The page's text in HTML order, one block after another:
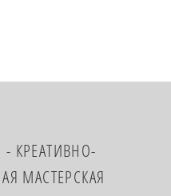
КРЕАТИВНО-
МАСТЕРСКАЯ